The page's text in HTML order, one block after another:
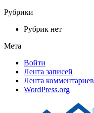
Рубрики
Рубрик нет
Мета
Войти
Лента записей
Лента комментариев
WordPress.org